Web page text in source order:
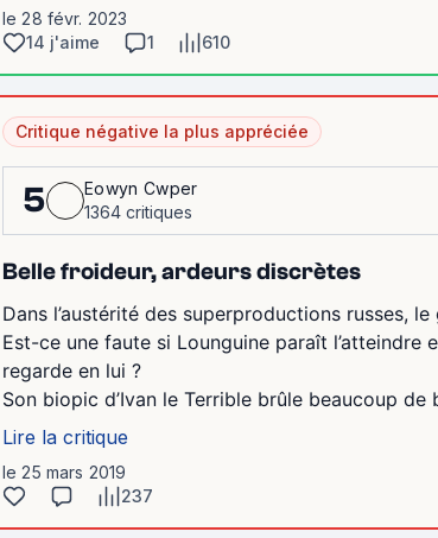
le 28 févr. 2023
14 j'aime
1 610
Critique négative la plus appréciée
5
Eowyn Cwper
1364 critiques
Belle froideur, ardeurs discrètes
Dans l’austérité des superproductions russes,
Est-ce une faute si Lounguine paraît l’atteindre
regarde en lui ?
Son biopic d’Ivan le Terrible brûle beaucoup de
Lire la critique
le 25 mars 2019
237